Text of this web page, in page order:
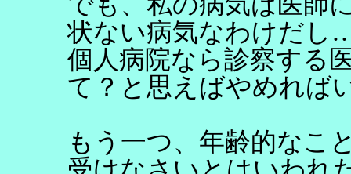
状ない病気なわけだ
個人病院なら診察する
て？と思えばやめれば
もう一つ、年齢的なこ